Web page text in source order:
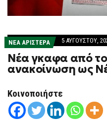
ΝΕΑ ΑΡΙΣΤΕΡΑ 5 ΑΥΓΟΎΣΤΟΥ,
Νέα γκαφα από
ανακοίνωση ως
Κοινοποιήστε